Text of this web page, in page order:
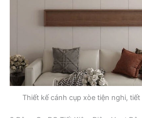
Thiết kế cánh cụp xòe tiện nghi,